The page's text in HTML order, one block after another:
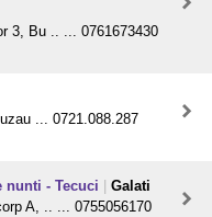
3, Bu .. ... 0761673430
... 0721.088.287
nunti - Tecuci
Galati
A, .. ... 0755056170